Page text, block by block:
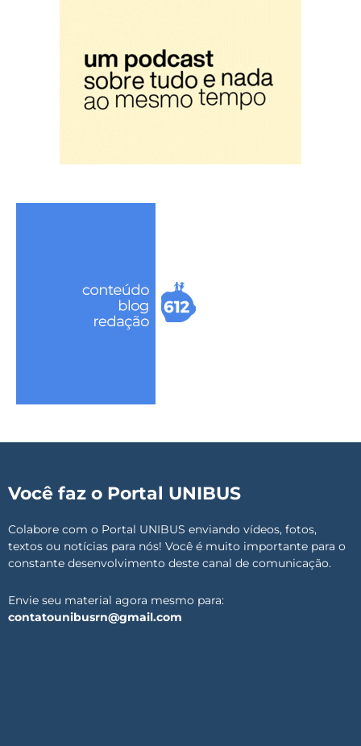
Você faz o Portal UNIBUS
Colabore com o Portal UNIBUS enviando vídeos, fotos,
textos ou notícias para nós! Você é muito importante para o
constante desenvolvimento deste canal de comunicação.
Envie seu material agora mesmo para:
contatounibusrn@gmail.com